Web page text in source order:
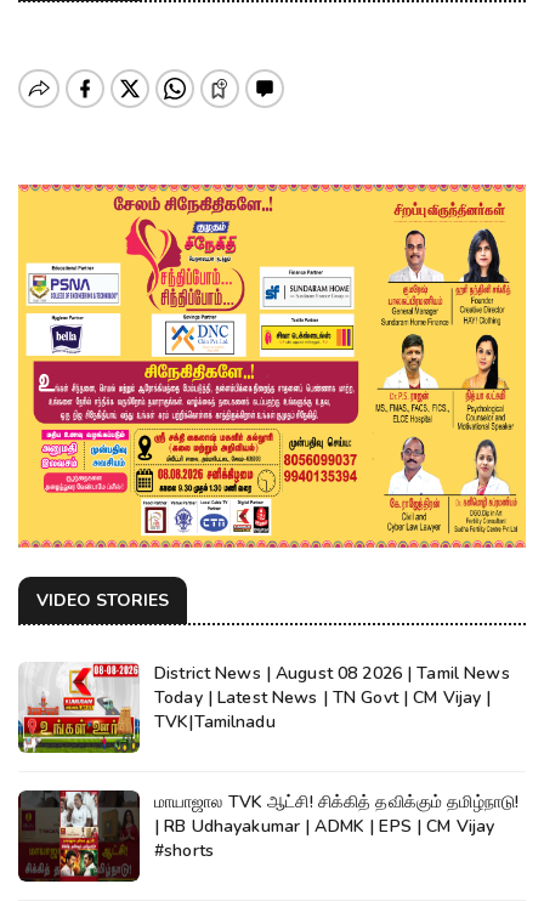
VIDEO STORIES
District News | August 08 2026 | Tamil News
Today | Latest News | TN Govt | CM Vijay |
TVK|Tamilnadu
மாயாஜால TVK ஆட்சி! சிக்கித் தவிக்கும் தமிழ்நாடு!
| RB Udhayakumar | ADMK | EPS | CM Vijay
#shorts